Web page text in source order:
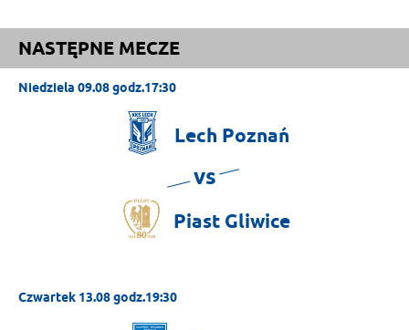
NASTĘPNE MECZE
Niedziela 09.08 godz.17:30
Lech Poznań
vs
Piast Gliwice
Czwartek 13.08 godz.19:30